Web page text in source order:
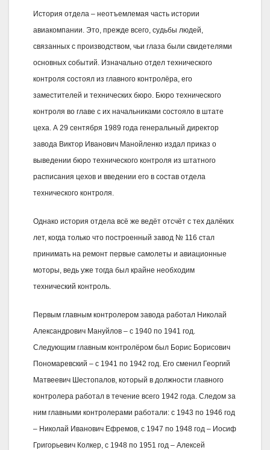
История отдела – неотъемлемая часть истории
авиакомпании. Это, прежде всего, судьбы людей,
связанных с производством, чьи глаза были свидетелями
основных событий. Изначально отдел технического
контроля состоял из главного контролёра, его
заместителей и технических бюро. Бюро технического
контроля во главе с их начальниками состояло в штате
цеха. А 29 сентября 1989 года генеральный директор
завода Виктор Иванович Манойленко издал приказ о
выведении бюро технического контроля из штатного
расписания цехов и введении его в состав отдела
технического контроля.
Однако история отдела всё же ведёт отсчёт с тех далёких
лет, когда только что построенный завод № 116 стал
принимать на ремонт первые самолеты и авиационные
моторы, ведь уже тогда был крайне необходим
технический контроль.
Первым главным контролером завода работал Николай
Александрович Мануйлов – с 1940 по 1941 год.
Следующим главным контролёром был Борис Борисович
Пономаревский – с 1941 по 1942 год. Его сменил Георгий
Матвеевич Шестопалов, который в должности главного
контролера работал в течение всего 1942 года. Следом за
ним главными контролерами работали: с 1943 по 1946 год
– Николай Иванович Ефремов, с 1947 по 1948 год – Иосиф
Григорьевич Колкер, с 1948 по 1951 год – Алексей